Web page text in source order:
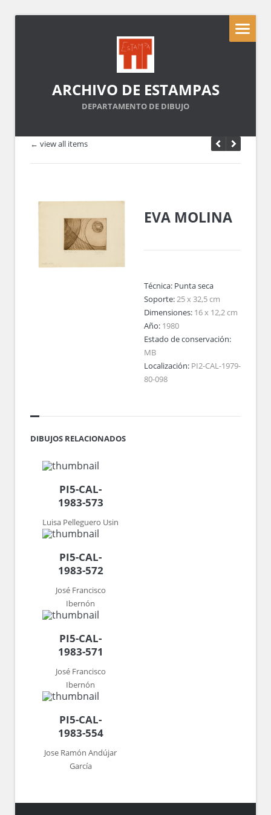
ARCHIVO DE ESTAMPAS
DEPARTAMENTO DE DIBUJO
← view all items
EVA MOLINA
Técnica: Punta seca
Soporte:25 x 32,5 cm
Dimensiones: 16 x 12,2 cm
Año: 1980
Estado de conservación:
MB
Localización: PI2-CAL-1979-
80-098
DIBUJOS RELACIONADOS
PI5-CAL-
1983-573
Luisa Pelleguero Usin
PI5-CAL-
1983-572
José Francisco
Ibernón
PI5-CAL-
1983-571
José Francisco
Ibernón
PI5-CAL-
1983-554
Jose Ramón Andújar
García